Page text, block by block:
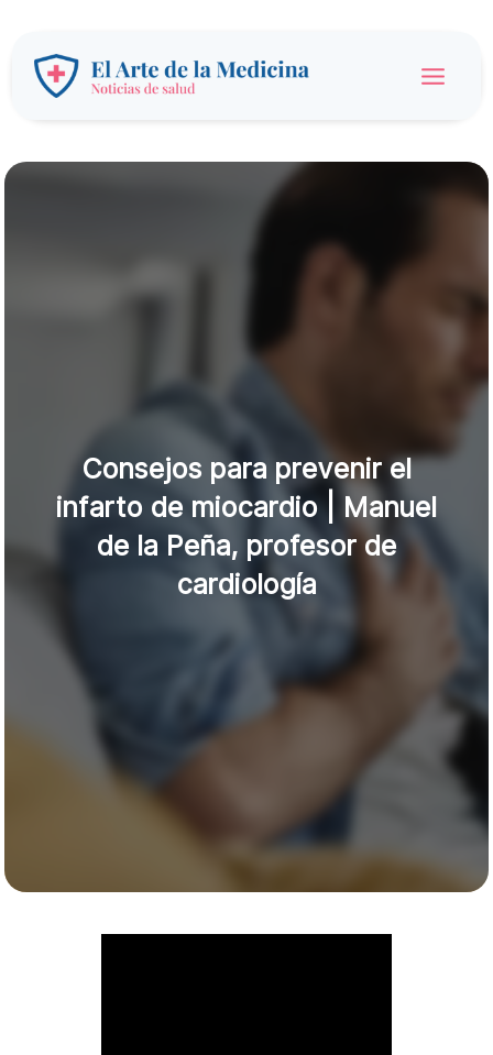
contenido
Consejos para prevenir el
infarto de miocardio | Manuel
de la Peña, profesor de
cardiología